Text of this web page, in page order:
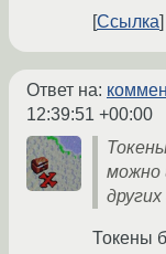
Ссылка
Ответ на:
12:39:51 +00:00
можно
Токены